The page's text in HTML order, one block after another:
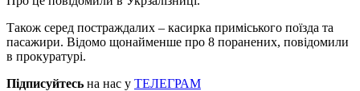
Також серед постраждалих – касирка приміського поїзда та
пасажири. Відомо щонайменше про 8 поранених, повідомили
в прокуратурі.
Підписуйтесь на нас у ТЕЛЕГРАМ